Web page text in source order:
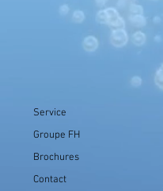
Service
Groupe FH
Brochures
Contact